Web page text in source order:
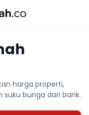
harga properti,
bunga dari bank.